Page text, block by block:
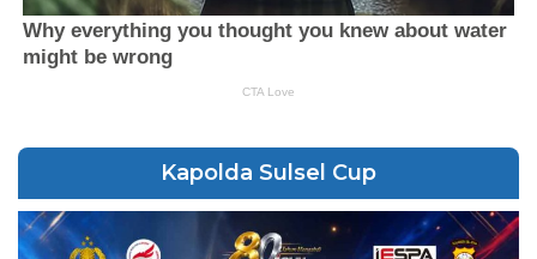
Kapolda Sulsel Cup